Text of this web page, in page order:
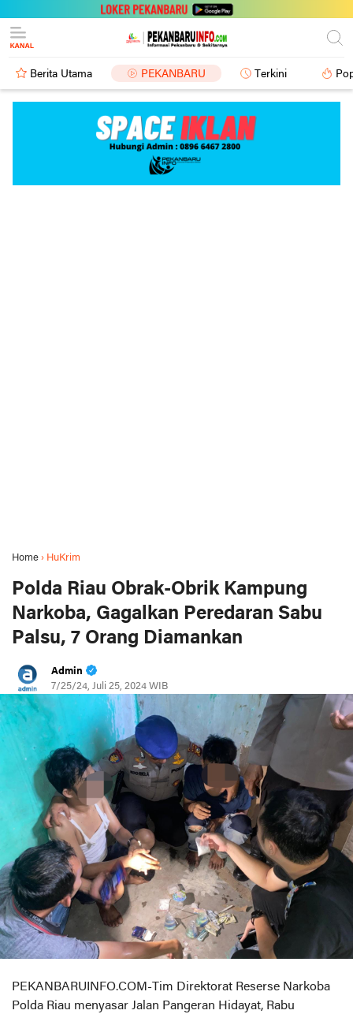
Berita Utama PEKANBARU Terkini
Home › HuKrim
Polda Riau Obrak-Obrik Kampung
Narkoba, Gagalkan Peredaran Sabu
Palsu, 7 Orang Diamankan
Admin
7/25/24, Juli 25, 2024 WIB
PEKANBARUINFO.COM-Tim Direktorat Reserse Narkoba
Polda Riau menyasar Jalan Pangeran Hidayat, Rabu